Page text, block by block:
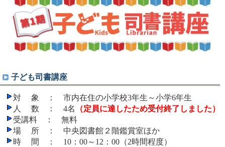
子ども司書講座
対 象 ： 市内在住の小学校3年生～小学6年生
人 数 ： 4名
（定員に達したため受付終了しました）
受講料 ： 無料
場 所 ： 中央図書館２階鑑賞室ほか
時 間 ： 10：00～12：00（2時間程度）